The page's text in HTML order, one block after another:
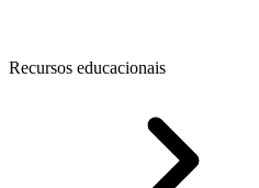
Recursos educacionais